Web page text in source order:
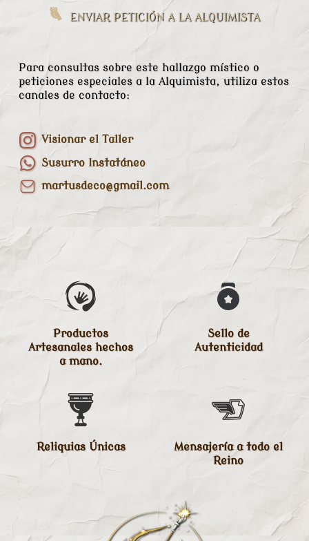
ENVIAR PETICIÓN A LA ALQUIMISTA
Para consultas sobre este hallazgo místico o
peticiones especiales a la Alquimista, utiliza estos
canales de contacto:
Visionar el Taller
Susurro Instatáneo
martusdeco@gmail.com
Productos
Artesanales hechos
a mano.
Sello de
Autenticidad
Reliquias Únicas
Mensajería a todo el
Reino